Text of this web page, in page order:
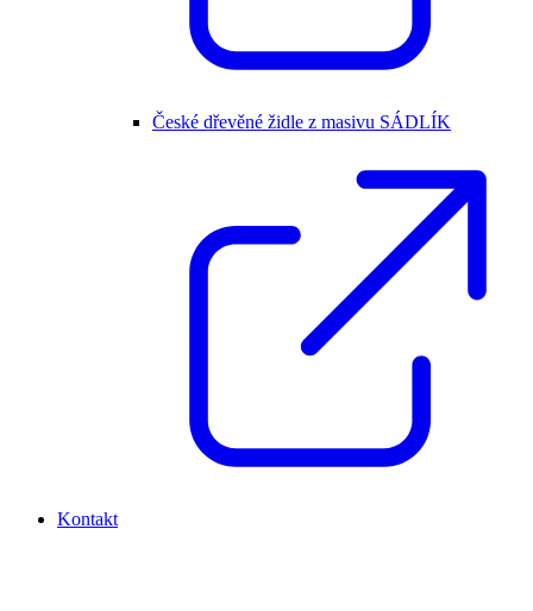
České dřevěné židle z masivu SÁDLÍK
Kontakt